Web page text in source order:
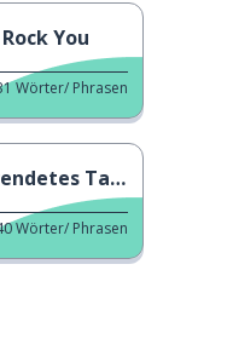
You
Wörter/ Phrasen
Talent
Wörter/ Phrasen